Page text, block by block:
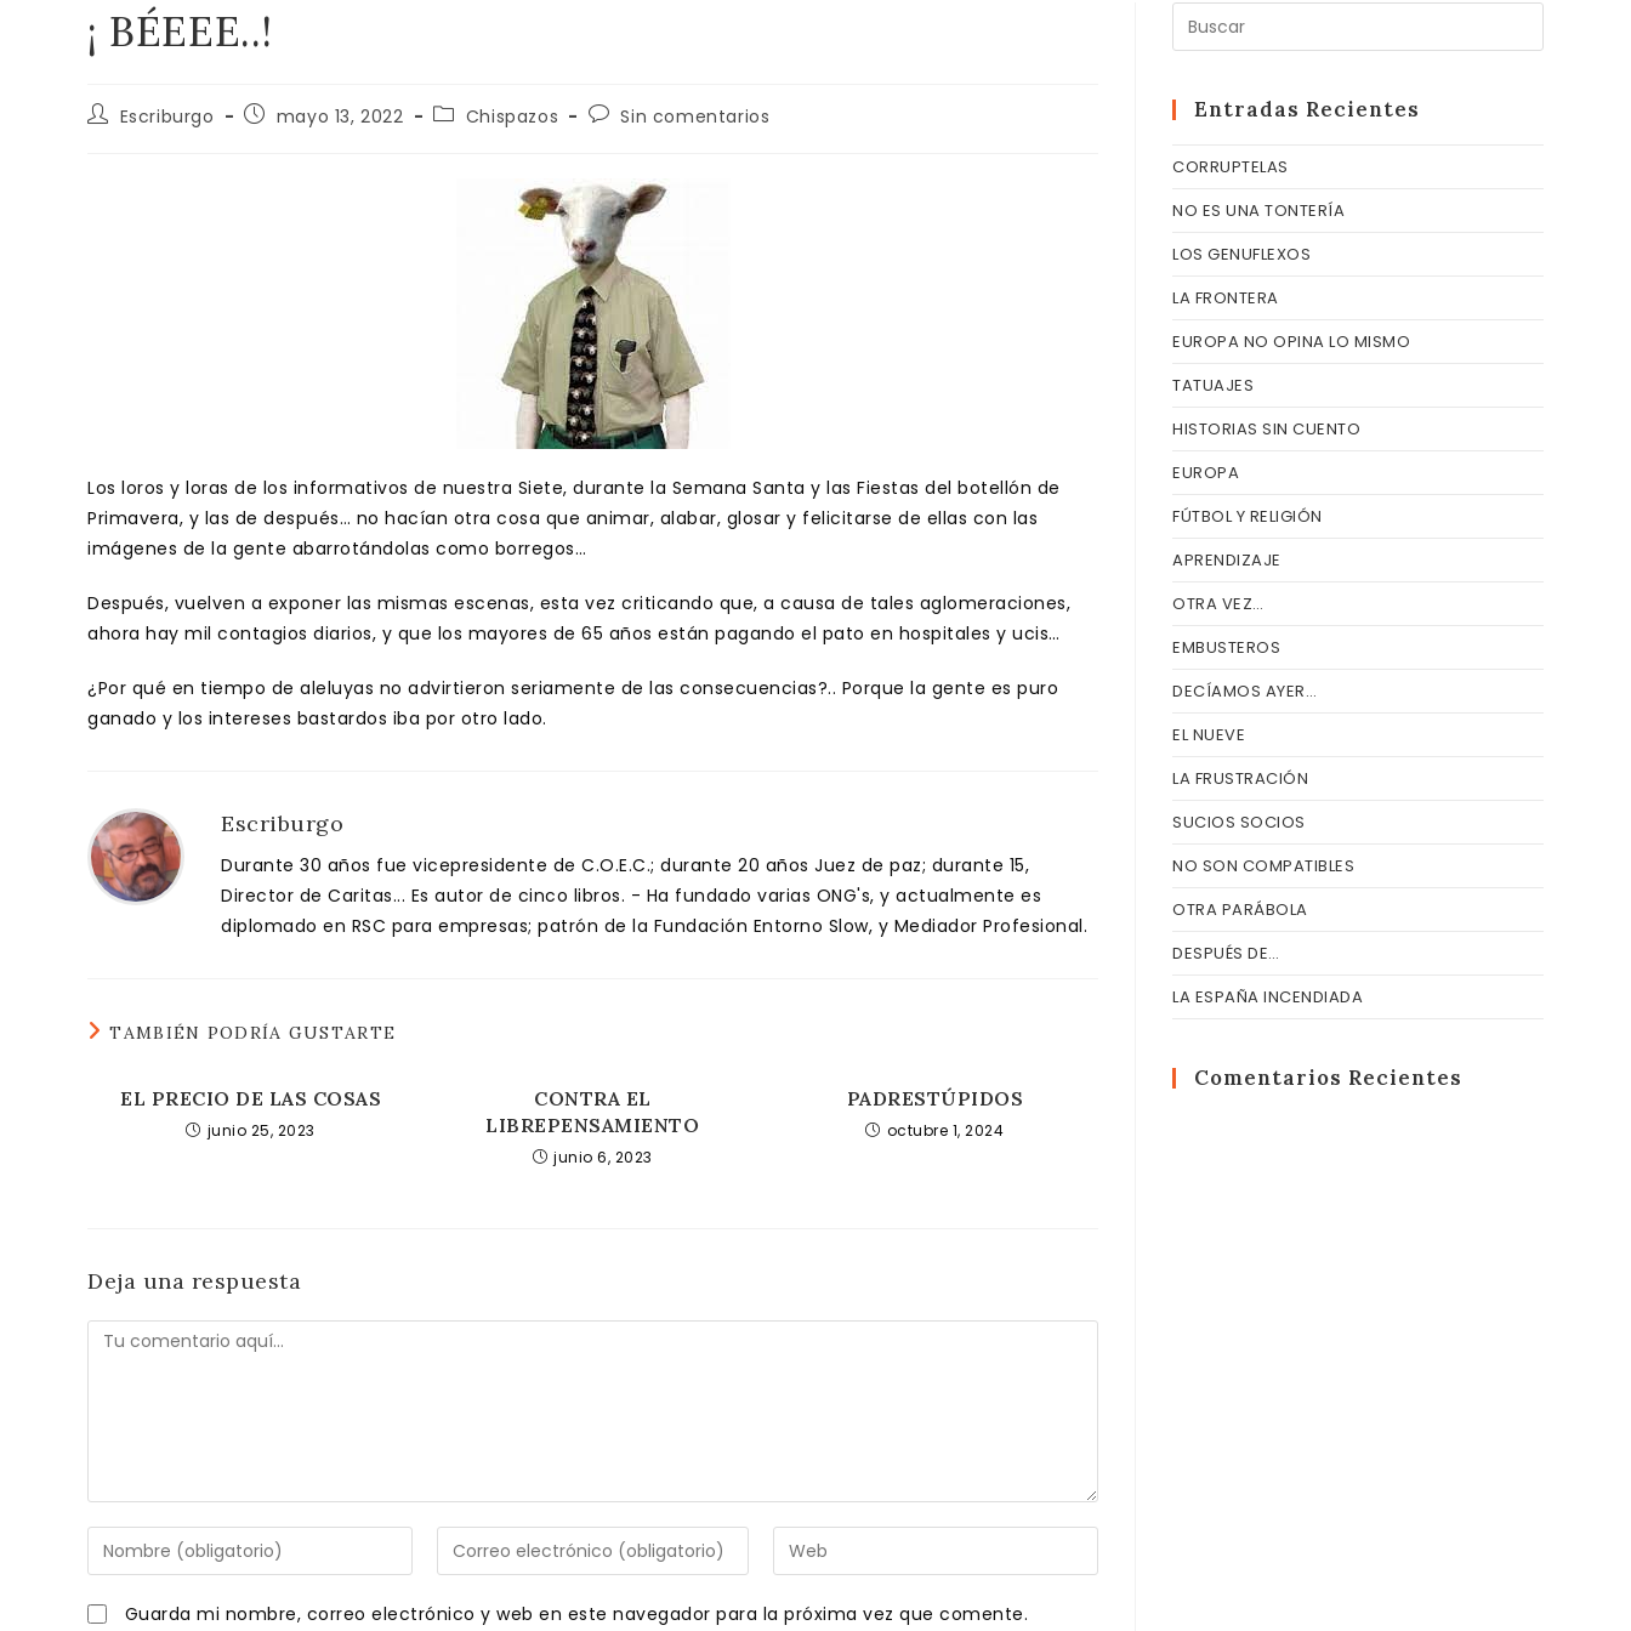
¡ BÉEEE..!
AutorEscriburgo
Publicación
mayo 13, 2022
Categoría
Chispazos
Comentarios
entrada:
Sin comentarios
Los loros y loras de los informativos de nuestra Siete, durante la Semana Santa y las Fiestas del botellón de
Primavera, y las de después… no hacían otra cosa que animar, alabar, glosar y felicitarse de ellas con las
imágenes de la gente abarrotándolas como borregos…
Después, vuelven a exponer las mismas escenas, esta vez criticando que, a causa de tales aglomeraciones,
ahora hay mil contagios diarios, y que los mayores de 65 años están pagando el pato en hospitales y ucis…
¿Por qué en tiempo de aleluyas no advirtieron seriamente de las consecuencias?.. Porque la gente es puro
ganado y los intereses bastardos iba por otro lado.
Escriburgo
Durante 30 años fue vicepresidente de C.O.E.C.; durante 20 años Juez de paz; durante 15,
Director de Caritas... Es autor de cinco libros. - Ha fundado varias ONG's, y actualmente es
diplomado en RSC para empresas; patrón de la Fundación Entorno Slow, y Mediador Profesional.
TAMBIÉN PODRÍA GUSTARTE
EL PRECIO DE LAS COSAS
junio 25, 2023
CONTRA EL
LIBREPENSAMIENTO
junio 6, 2023
PADRESTÚPIDOS
octubre 1, 2024
Deja una respuesta
Comentario
Introduce
tu
nombre
Introduce
tu
dirección
Introduce
la
Guarda mi nombre, correo electrónico y web en este navegador para la próxima vez que comente.
Escape
Entradas Recientes
CORRUPTELAS
NO ES UNA TONTERÍA
LOS GENUFLEXOS
LA FRONTERA
EUROPA NO OPINA LO MISMO
TATUAJES
HISTORIAS SIN CUENTO
EUROPA
FÚTBOL Y RELIGIÓN
APRENDIZAJE
OTRA VEZ…
EMBUSTEROS
DECÍAMOS AYER…
EL NUEVE
LA FRUSTRACIÓN
SUCIOS SOCIOS
NO SON COMPATIBLES
OTRA PARÁBOLA
DESPUÉS DE…
LA ESPAÑA INCENDIADA
Comentarios Recientes